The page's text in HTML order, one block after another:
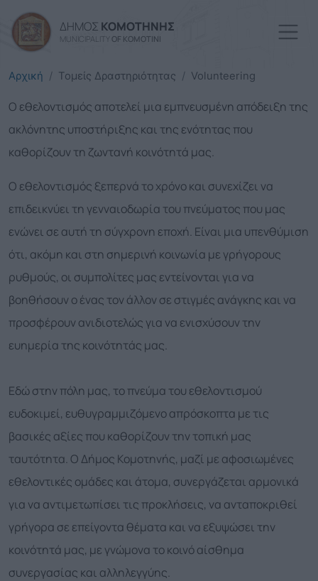
ΔΗΜΟΣ ΚΟΜΟΤΗΝΗΣ
MUNICIPALITY OF KOMOTINI
Αρχική Τομείς Δραστηριότητας Volunteering
Ο εθελοντισμός αποτελεί μια εμπνευσμένη απόδειξη της
ακλόνητης υποστήριξης και της ενότητας που
καθορίζουν τη ζωντανή κοινότητά μας.
Ο εθελοντισμός ξεπερνά το χρόνο και συνεχίζει να
επιδεικνύει τη γενναιοδωρία του πνεύματος που μας
ενώνει σε αυτή τη σύγχρονη εποχή. Είναι μια υπενθύμιση
ότι, ακόμη και στη σημερινή κοινωνία με γρήγορους
ρυθμούς, οι συμπολίτες μας εντείνονται για να
βοηθήσουν ο ένας τον άλλον σε στιγμές ανάγκης και να
προσφέρουν ανιδιοτελώς για να ενισχύσουν την
ευημερία της κοινότητάς μας.
Εδώ στην πόλη μας, το πνεύμα του εθελοντισμού
ευδοκιμεί, ευθυγραμμιζόμενο απρόσκοπτα με τις
βασικές αξίες που καθορίζουν την τοπική μας
ταυτότητα. Ο Δήμος Κομοτηνής, μαζί με αφοσιωμένες
εθελοντικές ομάδες και άτομα, συνεργάζεται αρμονικά
για να αντιμετωπίσει τις προκλήσεις, να ανταποκριθεί
γρήγορα σε επείγοντα θέματα και να εξυψώσει την
κοινότητά μας, με γνώμονα το κοινό αίσθημα
συνεργασίας και αλληλεγγύης.